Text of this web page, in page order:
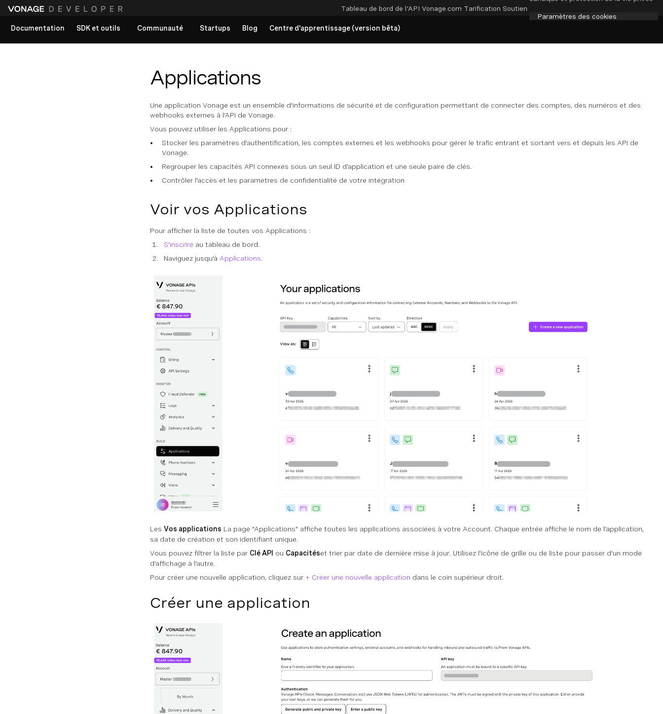
Tableau de bord de l'API Vonage.com Tarification Soutien
Paramètres des cookies
Documentation
SDK et outils Communauté Startups Blog Centre d'apprentissage (version bêta)
Applications
Une application Vonage est un ensemble d'informations de sécurité et de configuration permettant de connecter des comptes, des numéros et des
webhooks externes à l'API de Vonage.
Vous pouvez utiliser les Applications pour :
Stocker les paramètres d'authentification, les comptes externes et les webhooks pour gérer le trafic entrant et sortant vers et depuis les API de
Vonage.
Regrouper les capacités API connexes sous un seul ID d'application et une seule paire de clés.
Contrôler l'accès et les paramètres de confidentialité de votre intégration
Voir vos Applications
Pour afficher la liste de toutes vos Applications :
S'inscrire au tableau de bord.
Naviguez jusqu'à Applications.
Les Vos applications La page "Applications" affiche toutes les applications associées à votre Account. Chaque entrée affiche le nom de l'application,
sa date de création et son identifiant unique.
Vous pouvez filtrer la liste par Clé API ou Capacitéset trier par date de dernière mise à jour. Utilisez l'icône de grille ou de liste pour passer d'un mode
d'affichage à l'autre.
Pour créer une nouvelle application, cliquez sur + Créer une nouvelle application dans le coin supérieur droit.
Créer une application